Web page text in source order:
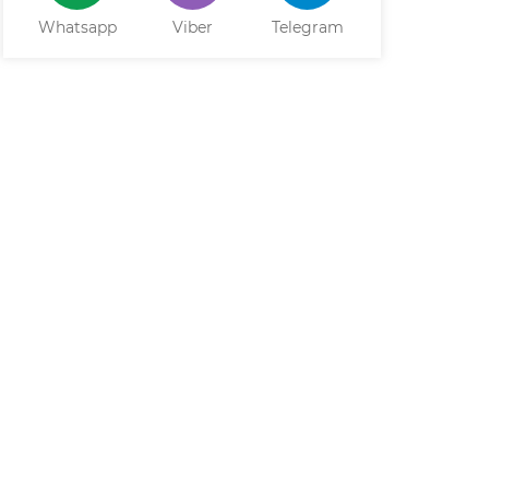
Whatsapp Viber Telegram